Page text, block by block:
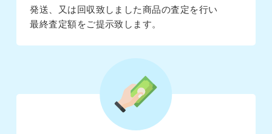
発送、又は回収致しました商品の査定を行い
最終査定額をご提示致します。